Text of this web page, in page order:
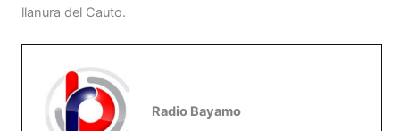
llanura del Cauto.
Radio Bayamo